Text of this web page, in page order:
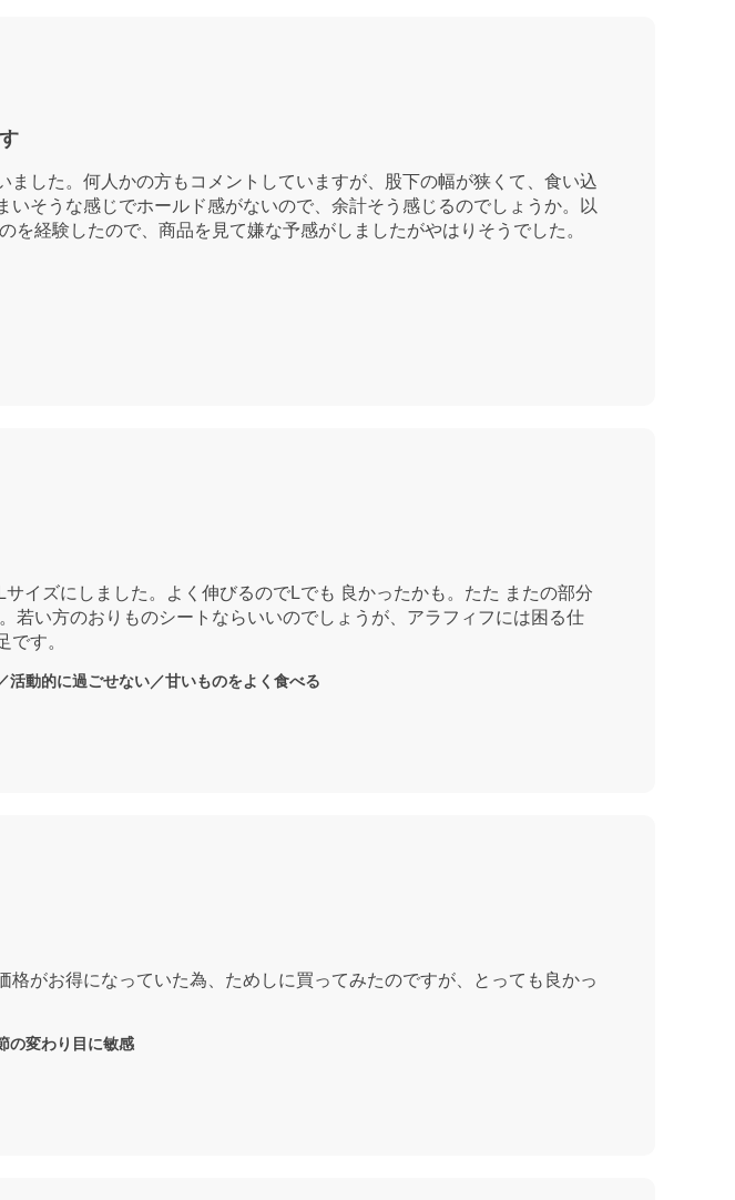
した。何人かの方もコメントしていますが、股下の幅が狭くて、食い込
そうな感じでホールド感がないので、余計そう感じるのでしょうか。以
経験したので、商品を見て嫌な予感がしましたがやはりそうでした。
イズにしました。よく伸びるのでLでも 良かったかも。たた またの部分
若い方のおりものシートならいいのでしょうが、アラフィフには困る仕
す。
活動的に過ごせない／甘いものをよく食べる
がお得になっていた為、ためしに買ってみたのですが、とっても良かっ
の変わり目に敏感